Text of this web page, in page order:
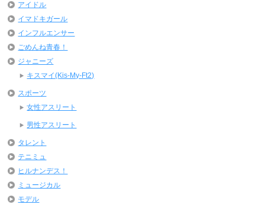
アイドル
イマドキガール
インフルエンサー
ごめんね青春！
ジャニーズ
キスマイ(Kis-My-Ft2)
スポーツ
女性アスリート
男性アスリート
タレント
テニミュ
ヒルナンデス！
ミュージカル
モデル